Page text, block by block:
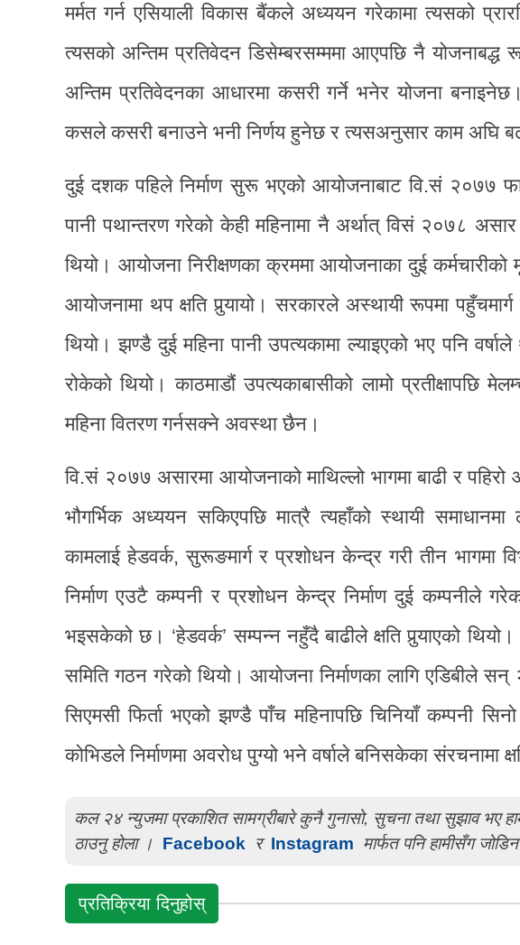
मर्मत गर्न एसियाली विकास बैंकले अध्ययन गरेकामा त्यसको
त्यसको अन्तिम प्रतिवेदन डिसेम्बरसम्ममा आएपछि नै
अन्तिम प्रतिवेदनका आधारमा कसरी गर्ने भनेर योजना
कसले कसरी बनाउने भनी निर्णय हुनेछ र त्यसअनुसार काम अघि
दुई दशक पहिले निर्माण सुरू भएको आयोजनाबाट वि.सं २०७७
पानी पथान्तरण गरेको केही महिनामा नै अर्थात् विसं २०७८
थियो। आयोजना निरीक्षणका क्रममा आयोजनाका दुई कर्मचारीको
आयोजनामा थप क्षति पुर्‍यायो। सरकारले अस्थायी रूपमा
थियो। झण्डै दुई महिना पानी उपत्यकामा ल्याइएको भए पनि
रोकेको थियो। काठमाडौं उपत्यकाबासीको लामो प्रतीक्षापछि
महिना वितरण गर्नसक्ने अवस्था छैन।
वि.सं २०७७ असारमा आयोजनाको माथिल्लो भागमा बाढी र
भौगर्भिक अध्ययन सकिएपछि मात्रै त्यहाँको स्थायी
कामलाई हेडवर्क, सुरूङमार्ग र प्रशोधन केन्द्र गरी तीन भागमा
निर्माण एउटै कम्पनी र प्रशोधन केन्द्र निर्माण दुई कम्पनीले
भइसकेको छ। ‘हेडवर्क’ सम्पन्न नहुँदै बाढीले क्षति पुर्‍याएको
समिति गठन गरेको थियो। आयोजना निर्माणका लागि एडिबीले
सिएमसी फिर्ता भएको झण्डै पाँच महिनापछि चिनियाँ कम्पनी
कोभिडले निर्माणमा अवरोध पुग्यो भने वर्षाले बनिसकेका संरचनामा
कल २४ न्युजमा प्रकाशित सामग्रीबारे कुनै गुनासो, सुचना तथा सुझाव भए
ठाउनु होला ।
Facebook र Instagram मार्फत पनि हामीसँग
प्रतिक्रिया दिनुहोस्